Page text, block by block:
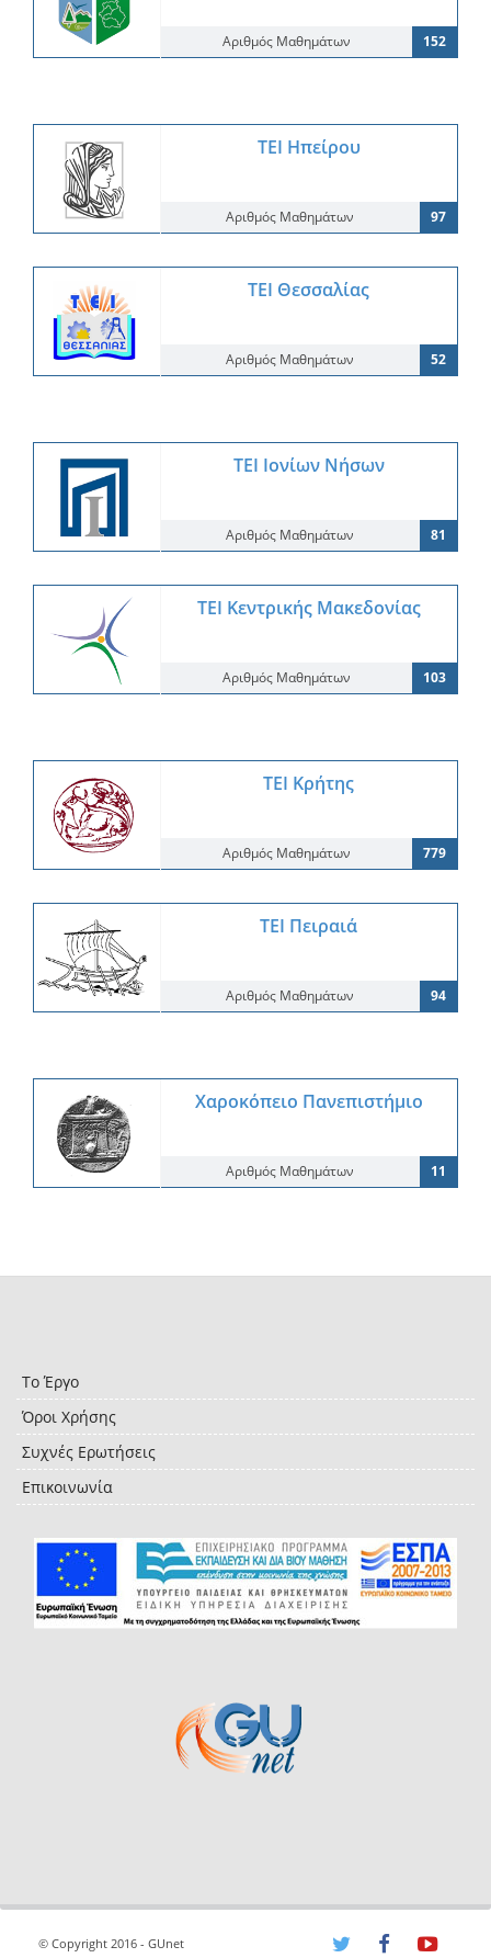
Αριθμός Μαθημάτων 152
ΤΕΙ Ηπείρου
Αριθμός Μαθημάτων 97
ΤΕΙ Θεσσαλίας
Αριθμός Μαθημάτων 52
ΤΕΙ Ιονίων Νήσων
Αριθμός Μαθημάτων 81
ΤΕΙ Κεντρικής Μακεδονίας
Αριθμός Μαθημάτων 103
ΤΕΙ Κρήτης
Αριθμός Μαθημάτων 779
ΤΕΙ Πειραιά
Αριθμός Μαθημάτων 94
Χαροκόπειο Πανεπιστήμιο
Αριθμός Μαθημάτων 11
Το Έργο
Όροι Χρήσης
Συχνές Ερωτήσεις
Επικοινωνία
© Copyright 2016 - GUnet